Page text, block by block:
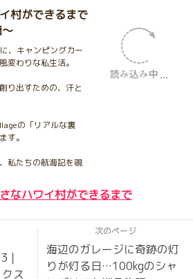
村ができるまで
、キャンピングカー
変わりな私生活。
り出すための、汗と
の「リアルな裏
す。
私たちの航海記を覗
なハワイ村ができるまで
｜
ス
次のページ
海辺のガレージに奇跡の灯
りが灯る日…100kgのシャ